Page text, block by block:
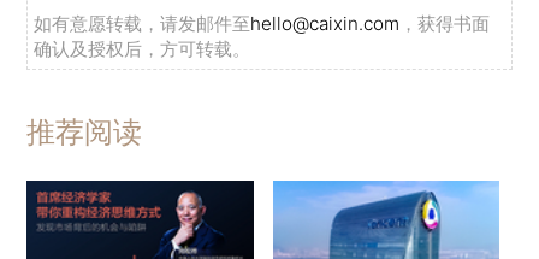
如有意愿转载，请发邮件至hello@caixin.com ，获得书面
确认及授权后，方可转载。
推荐阅读